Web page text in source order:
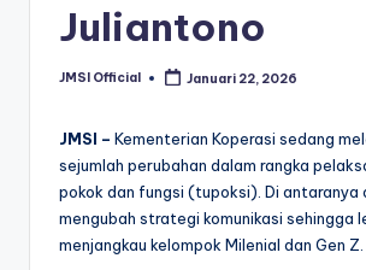
Juliantono
JMSI Official Januari 22, 2026
JMSI – Kementerian Koperasi sedang
sejumlah perubahan dalam rangka
pokok dan fungsi (tupoksi). Di antaranya
mengubah strategi komunikasi sehingga
menjangkau kelompok Milenial dan Gen Z.